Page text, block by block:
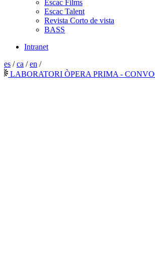
Escac Films
Escac Talent
Revista Corto de vista
BASS
Intranet
es /ca /en /
ÒPERA PRIMA -